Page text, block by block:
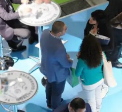
Verlichtingscan
Wegwijzers energie
Hergebruiken of
voor het MKB
Energie besparen op